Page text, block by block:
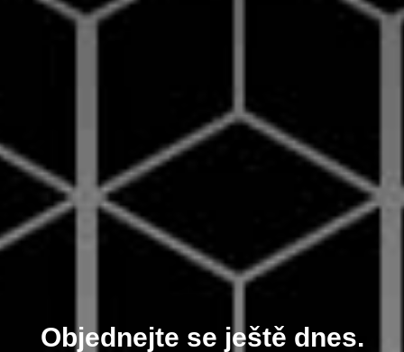
Objednejte se ještě dnes.